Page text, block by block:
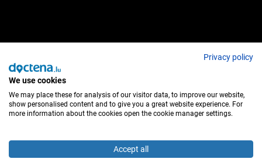
Privacy policy
We use cookies
We may place these for analysis of our visitor data, to improve our website,
show personalised content and to give you a great website experience. For
more information about the cookies open the cookie manager settings.
Accept all